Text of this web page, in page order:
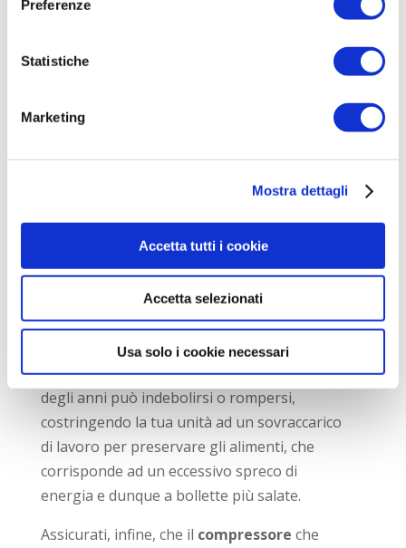
Preferenze
Statistiche
Marketing
Mostra dettagli
Accetta tutti i cookie
Accetta selezionati
Usa solo i cookie necessari
permettere al compressore di lavorare meno.
Per assicurarti che siano adeguatamente
facilmente lo sporco e prevenirne l’accumulo
Preoccupati di sbrinare regolarmente il
energetica dell’unità, accertati inoltre che
Laguarnizione in gomma sulla porta,
infatti, protegge il tuo frigorifero da
indesiderate fuoriuscite di aria: con il passare
degli anni può indebolirsi o rompersi,
costringendo la tua unità ad un sovraccarico
di lavoro per preservare gli alimenti, che
corrisponde ad un eccessivo spreco di
energia e dunque a bollette più salate.
Assicurati, infine, che il compressore che